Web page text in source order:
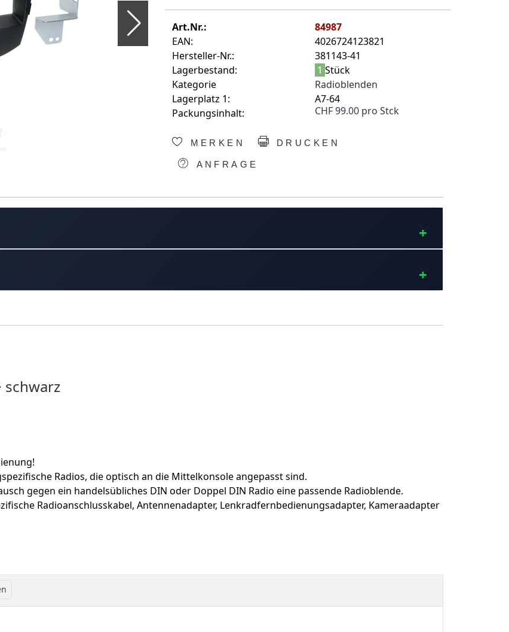
Art.Nr.:
84987
EAN:
4026724123821
Hersteller-Nr.:
381143-41
Lagerbestand:
1 Stück
Kategorie
Radioblenden
Lagerplatz 1:
A7-64
Packungsinhalt:
CHF 99.00 pro Stck
MERKEN DRUCKEN
ANFRAGE
schwarz
Radios, die optisch an die Mittelkonsole angepasst sind.
gegen ein handelsübliches DIN oder Doppel DIN Radio eine passende Radioblende.
Radioanschlusskabel, Antennenadapter, Lenkradfernbedienungsadapter, Kameraadapter